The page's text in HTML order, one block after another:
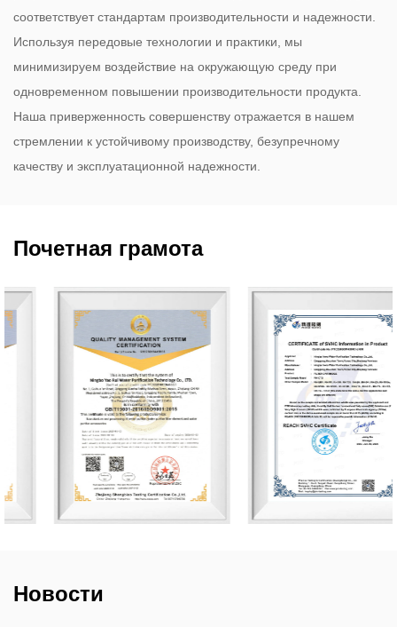
соответствует стандартам производительности и надежности.
Используя передовые технологии и практики, мы
минимизируем воздействие на окружающую среду при
одновременном повышении производительности продукта.
Наша приверженность совершенству отражается в нашем
стремлении к устойчивому производству, безупречному
качеству и эксплуатационной надежности.
Почетная грамота
Новости